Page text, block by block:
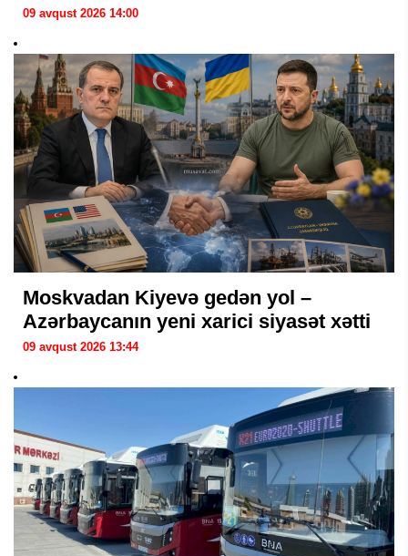
09 avqust 2026 14:00
Moskvadan Kiyevə gedən yol –
Azərbaycanın yeni xarici siyasət xətti
09 avqust 2026 13:44